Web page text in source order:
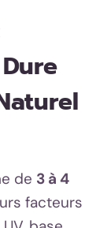
de 3 à 4
facteurs